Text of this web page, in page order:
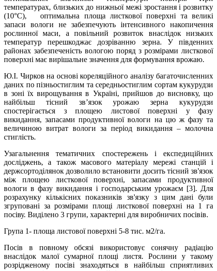
температурах, близьких до нижньої межі зростання і розвитку
(10°С), оптимальна площа листкової поверхні та великі
запаси вологи не забезпечують інтенсивного накопичення
рослинної маси, а повільний розвиток внаслідок низьких
температур перешкоджає дозріванню зерна. У південних
районах забезпеченість вологою поряд з розмірами листкової
поверхні має вирішальне значення для формування врожаю.
Ю.І. Чирков на основі кореляційного аналізу багаточисленних
даних по пізньостиглим та середньостиглим сортам кукурудзи
в зоні їх вирощування в Україні, прийшов до висновку, що
найбільш тісний зв’язок урожаю зерна кукурудзи
спостерігається з площею листової поверхні у фазу
викидання, запасами продуктивної вологи на цю ж фазу та
величиною витрат вологи за період викидання – молочна
стиглість.
Узагальнення тематичних спостережень і експедиційних
досліджень, а також масового матеріалу мережі станцій і
держсортоділянок дозволило встановити досить тісний зв'язок
між площею листкової поверхні, запасами продуктивної
вологи в фазу викидання і господарським урожаєм [3]. Для
розрахунку кількісних показників зв'язку з цим дані були
згруповані за розмірами площі листкової поверхні на 1 га
посіву. Виділено 3 групи, характерні для виробничих посівів.
Група 1- площа листової поверхні 5-8 тис. м2/га.
Посів в повному обсязі використовує сонячну радіацію
внаслідок малої сумарної площі листя. Рослини у такому
розрідженому посіві знаходяться в найбільш сприятливих